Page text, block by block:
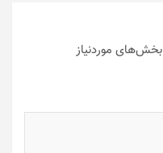
بخش‌های موردنیاز